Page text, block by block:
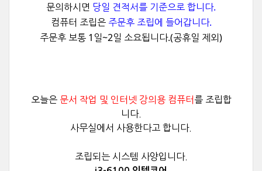
문의하시면 당일 견적서를 기준으로 합니다.
컴퓨터 조립은 주문후 조립에 들어갑니다.
주문후 보통 1일~2일 소요됩니다.(공휴일 제외)
오늘은 문서 작업 및 인터넷 강의용 컴퓨터 를 조립합
니다.
사무실에서 사용한다고 합니다.
조립되는 시스템 사양입니다.